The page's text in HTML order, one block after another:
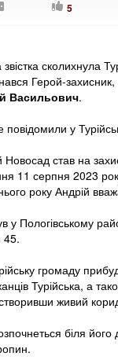
5
сколихнула
Герой-
Васильович.
у
Новосад став на
11 серпня 2023
року Андрій
у Пологівському
45.
громаду
Турійська, а
створивши живий
біля його